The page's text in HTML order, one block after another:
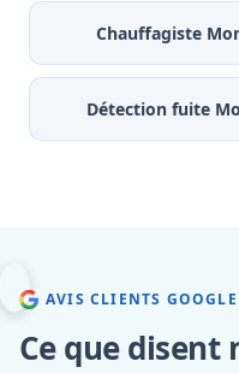
Chauffagiste
Détection fuite
AVIS CLIENTS GOOGLE
Ce que disent